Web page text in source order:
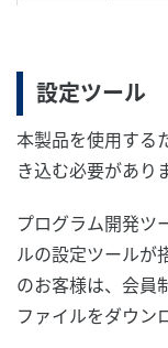
設定ツール
本製品を使用する
き込む必要があり
プログラム開発ツ
ルの設定ツールが
のお客様は、会
ファイルをダウン